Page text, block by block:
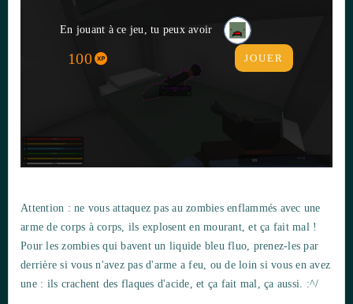
En jouant à ce jeu, tu peux avoir
100 JOUER
Attention : ne vous attaquez pas au zombies enflammés avec une
arme de corps à corps, ils explosent en mourant, et ça fait mal !
Pour les zombies qui bavent un liquide bleu fluo, prenez-les par
derrière si vous n'avez pas d'arme a feu, ou de loin si vous en avez
une : ils crachent des flaques d'acide, et ça fait mal, ça aussi. :^/